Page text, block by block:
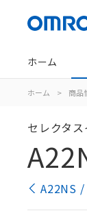
ホーム
ホーム > 商品
セレクタ
A22NS /